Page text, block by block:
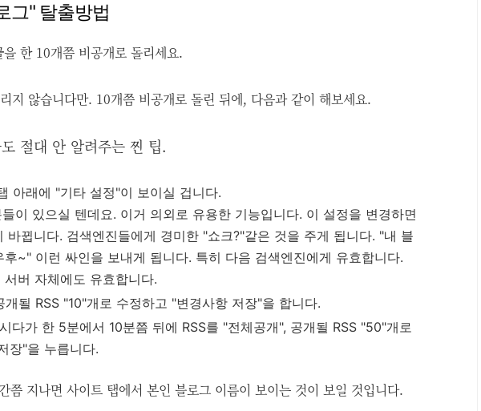
그" 탈출방법
한 10개쯤 비공개로 돌리세요.
지 않습니다만. 10개쯤 비공개로 돌린 뒤에, 다음과 같이 해보세요.
절대 안 알려주는 찐 팁.
아래에 "기타 설정"이 보이실 겁니다.
이 있으실 텐데요. 이거 의외로 유용한 기능입니다. 이 설정을 변경하면
바뀝니다. 검색엔진들에게 경미한 "쇼크?"같은 것을 주게 됩니다. "내 블
~" 이런 싸인을 보내게 됩니다. 특히 다음 검색엔진에게 유효합니다.
버 자체에도 유효합니다.
개될 RSS "10"개로 수정하고 "변경사항 저장"을 합니다.
다가 한 5분에서 10분쯤 뒤에 RSS를 "전체공개", 공개될 RSS "50"개로
장"을 누릅니다.
쯤 지나면 사이트 탭에서 본인 블로그 이름이 보이는 것이 보일 것입니다.